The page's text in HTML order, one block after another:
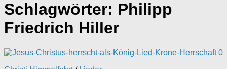
Schlagwörter: Philipp
Friedrich Hiller
0